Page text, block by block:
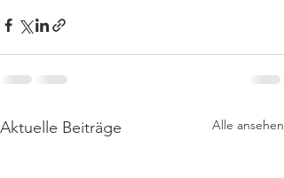
Aktuelle Beiträge Alle ansehen